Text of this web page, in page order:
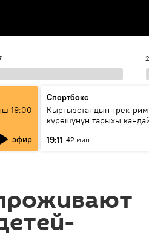
19:00
эфир
Спортбокс
Кыргызстандын грек-рим
күрөшүнүн тарыхы
19:11 42 мин